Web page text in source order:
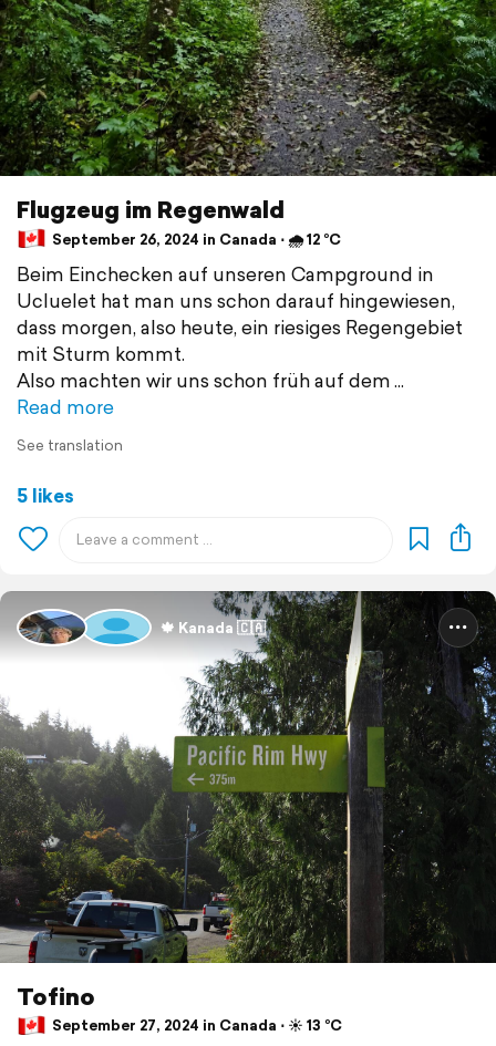
Flugzeug im Regenwald
September 26, 2024 in Canada ⋅ 🌧 12 °C
Beim Einchecken auf unseren Campground in
Ucluelet hat man uns schon darauf hingewiesen,
dass morgen, also heute, ein riesiges Regengebiet
mit Sturm kommt.
Also machten wir uns schon früh auf dem
Read more
See translation
5 likes
🍁 Kanada 🇨🇦
Tofino
September 27, 2024 in Canada ⋅ ☀️ 13 °C